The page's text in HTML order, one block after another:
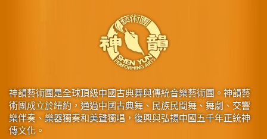
神韻藝術團是全球頂級中國古典舞與傳統音樂藝術團。神韻藝
術團成立於紐約，通過中國古典舞、民族民間舞、舞劇、交響
樂伴奏、樂器獨奏和美聲獨唱，復興與弘揚中國五千年正統神
傳文化。